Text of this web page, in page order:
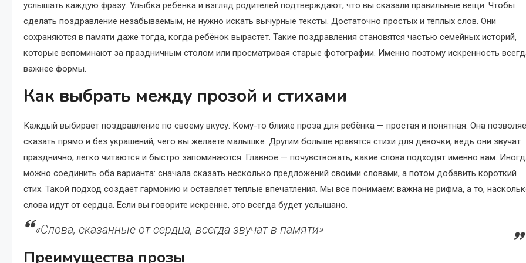
услышать каждую фразу. Улыбка ребёнка и взгляд родителей подтверждают, что вы сказали правильные вещи. Чтобы
сделать поздравление незабываемым, не нужно искать вычурные тексты. Достаточно простых и тёплых слов. Они
сохраняются в памяти даже тогда, когда ребёнок вырастет. Такие поздравления становятся частью семейных историй,
которые вспоминают за праздничным столом или просматривая старые фотографии. Именно поэтому искренность
важнее формы.
Как выбрать между прозой и стихами
Каждый выбирает поздравление по своему вкусу. Кому-то ближе проза для ребёнка — простая и понятная. Она
сказать прямо и без украшений, чего вы желаете малышке. Другим больше нравятся стихи для девочки, ведь они звучат
празднично, легко читаются и быстро запоминаются. Главное — почувствовать, какие слова подходят именно вам.
можно соединить оба варианта: сначала сказать несколько предложений своими словами, а потом добавить короткий
стих. Такой подход создаёт гармонию и оставляет тёплые впечатления. Мы все понимаем: важна не рифма, а то,
слова идут от сердца. Если вы говорите искренне, это всегда будет услышано.
«Слова, сказанные от сердца, всегда звучат в памяти»
Преимущества прозы